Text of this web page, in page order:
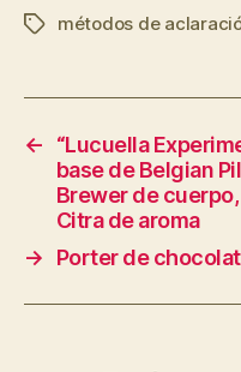
Etiquetas
métodos de
←
“Lucuella
base de Belgian
Brewer de
Citra de aroma
→
Porter de